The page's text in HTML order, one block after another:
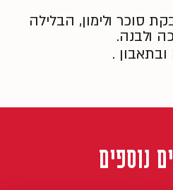
סוכר ולימון, הבלילה
ולבנה.
.
נוספים